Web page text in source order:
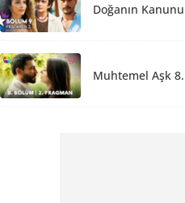
Doğanın
Muhtemel Aşk